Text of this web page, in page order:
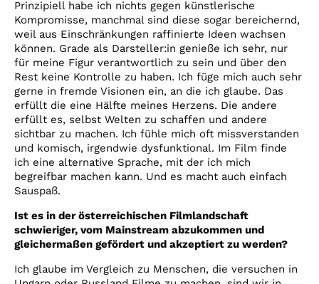
Prinzipiell habe ich nichts gegen künstlerische
Kompromisse, manchmal sind diese sogar bereichernd,
weil aus Einschränkungen raffinierte Ideen wachsen
können. Grade als Darsteller:in genieße ich sehr, nur
für meine Figur verantwortlich zu sein und über den
Rest keine Kontrolle zu haben. Ich füge mich auch sehr
gerne in fremde Visionen ein, an die ich glaube. Das
erfüllt die eine Hälfte meines Herzens. Die andere
erfüllt es, selbst Welten zu schaffen und andere
sichtbar zu machen. Ich fühle mich oft missverstanden
und komisch, irgendwie dysfunktional. Im Film finde
ich eine alternative Sprache, mit der ich mich
begreifbar machen kann. Und es macht auch einfach
Sauspaß.
Ist es in der österreichischen Filmlandschaft
schwieriger, vom Mainstream abzukommen und
gleichermaßen gefördert und akzeptiert zu werden?
Ich glaube im Vergleich zu Menschen, die versuchen in